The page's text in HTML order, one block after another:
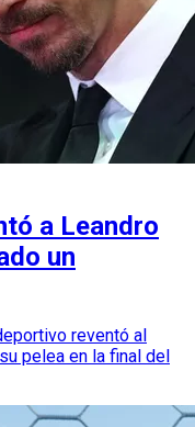
a Leandro
un
reventó al
pelea en la final del